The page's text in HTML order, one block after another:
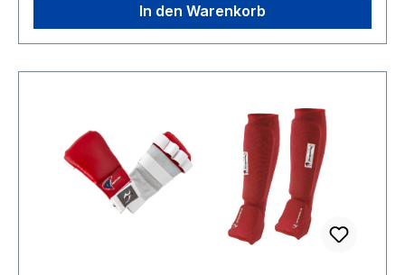
In den Warenkorb